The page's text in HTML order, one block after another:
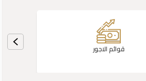
قوائم الاجور